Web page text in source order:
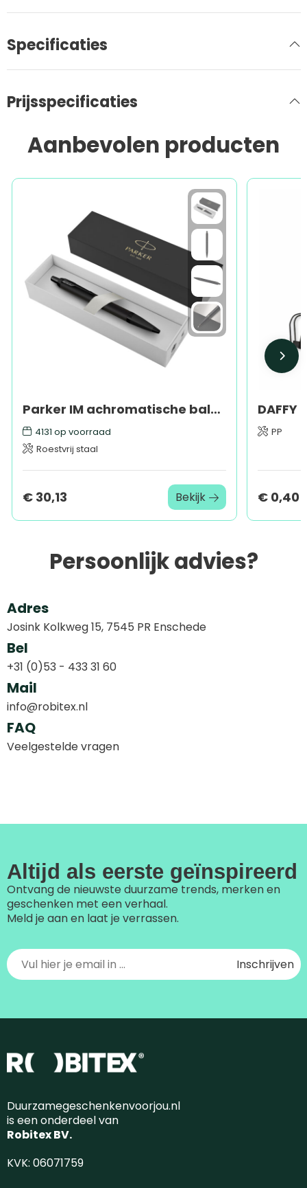
Specificaties
Prijsspecificaties
Aanbevolen producten
Parker IM achromatische balpen (blauwe inkt)
4131 op voorraad
Roestvrij staal
€ 30,13 Bekijk
DAFFY
PP
€ 0,40
Persoonlijk advies?
Adres
Josink Kolkweg 15, 7545 PR Enschede
Bel
+31 (0)53 - 433 31 60
Mail
info@robitex.nl
FAQ
Veelgestelde vragen
Altijd als eerste geïnspireerd
Ontvang de nieuwste duurzame trends, merken en
geschenken met een verhaal.
Meld je aan en laat je verrassen.
Duurzamegeschenkenvoorjou.nl
is een onderdeel van
Robitex BV.
KVK: 06071759